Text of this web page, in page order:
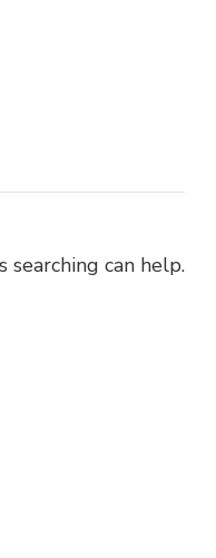
searching can help.